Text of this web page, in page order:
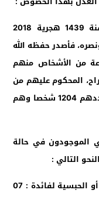
“بمناسبة عيد العرش المجيد لهذه السنة 1439 هجرية 2018
فأصدر حفظه الله
من الأشخاص منهم
المحكوم عليهم من
طرف مختلف محاكم المملكة الشريفة وعددهم 1204 شخصا وهم
الموجودون في حالة
– العفو مما تبقى من العقوبة السجنية أو الحبسية لفائدة : 07